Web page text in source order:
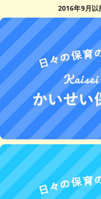
2016年9月以